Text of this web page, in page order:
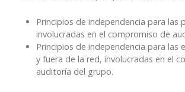
Principios de independencia para las
involucradas en el compromiso de
Principios de independencia para las
y fuera de la red, involucradas en el
auditoría del grupo.